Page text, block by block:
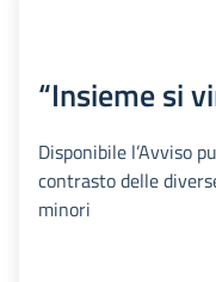
“Insieme si
Disponibile l’Avviso
contrasto delle
minori